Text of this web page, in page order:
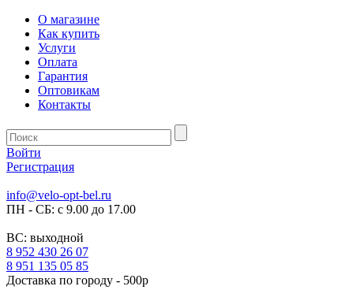
О магазине
Как купить
Услуги
Оплата
Гарантия
Оптовикам
Контакты
Войти
Регистрация
info@velo-opt-bel.ru
ПН - СБ: с 9.00 до 17.00
ВС: выходной
8 952 430 26 07
8 951 135 05 85
Доставка по городу - 500р